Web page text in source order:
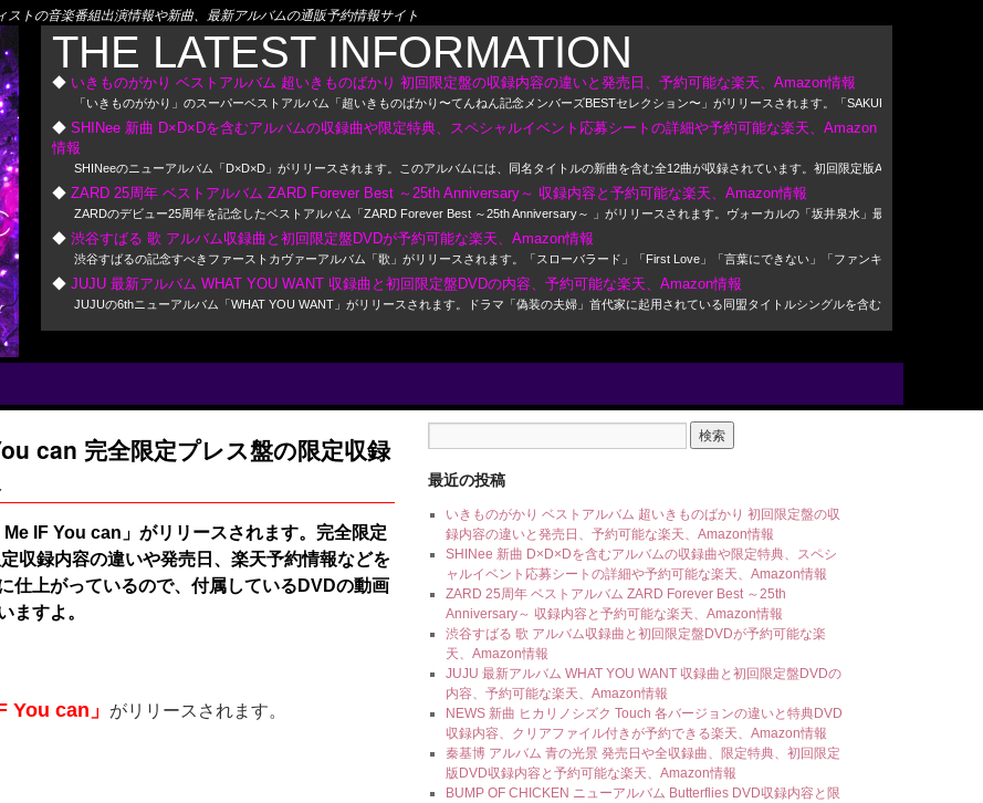
トの音楽番組出演情報や新曲、最新アルバムの通販予約情報サイト
THE LATEST INFORMATION
いきものがかり ベストアルバム 超いきものばかり 初回限定盤の収録内容の違いと発売日、予約可能な楽天、Amazon情報
「いきものがかり」のスーパーベストアルバム「超いきものばかり〜てんねん記念メンバーズBESTセレクション〜」がリリースされます。「SAKURA、ブルーバ
SHINee 新曲 D×D×Dを含むアルバムの収録曲や限定特典、スペシャルイベント応募シートの詳細や予約可能な楽天、Amazon
情報
SHINeeのニューアルバム「D×D×D」がリリースされます。このアルバムには、同名タイトルの新曲を含む全12曲が収録されています。初回限定版Aは特典映像が
ZARD 25周年 ベストアルバム ZARD Forever Best ～25th Anniversary～ 収録内容と予約可能な楽天、Amazon情報
ZARDのデビュー25周年を記念したベストアルバム「ZARD Forever Best ～25th Anniversary～ 」がリリースされます。ヴォーカルの「坂井泉水」最後のレコーデ
渋谷すばる 歌 アルバム収録曲と初回限定盤DVDが予約可能な楽天、Amazon情報
渋谷すばるの記念すべきファーストカヴァーアルバム「歌」がリリースされます。「スローバラード」「First Love」「言葉にできない」「ファンキー・モンキー
JUJU 最新アルバム WHAT YOU WANT 収録曲と初回限定盤DVDの内容、予約可能な楽天、Amazon情報
JUJUの6thニューアルバム「WHAT YOU WANT」がリリースされます。ドラマ「偽装の夫婦」首代家に起用されている同盟タイトルシングルを含む収録曲リスト
can 完全限定プレス盤の限定収録
IF You can」がリリースされます。完全限定
収録内容の違いや発売日、楽天予約情報などを
仕上がっているので、付属しているDVDの動画
ますよ。
You can」 がリリースされます。
最近の投稿
いきものがかり ベストアルバム 超いきものばかり 初回限定盤の収
録内容の違いと発売日、予約可能な楽天、Amazon情報
SHINee 新曲 D×D×Dを含むアルバムの収録曲や限定特典、スペシ
ャルイベント応募シートの詳細や予約可能な楽天、Amazon情報
ZARD 25周年 ベストアルバム ZARD Forever Best ～25th
Anniversary～ 収録内容と予約可能な楽天、Amazon情報
渋谷すばる 歌 アルバム収録曲と初回限定盤DVDが予約可能な楽
天、Amazon情報
JUJU 最新アルバム WHAT YOU WANT 収録曲と初回限定盤DVDの
内容、予約可能な楽天、Amazon情報
NEWS 新曲 ヒカリノシズク Touch 各バージョンの違いと特典DVD
収録内容、クリアファイル付きが予約できる楽天、Amazon情報
秦基博 アルバム 青の光景 発売日や全収録曲、限定特典、初回限定
版DVD収録内容と予約可能な楽天、Amazon情報
BUMP OF CHICKEN ニューアルバム Butterflies DVD収録内容と限